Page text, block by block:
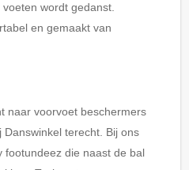
wordt gedanst.
en gemaakt van
naar voorvoet beschermers
terecht. Bij ons
footundeez die naast de bal